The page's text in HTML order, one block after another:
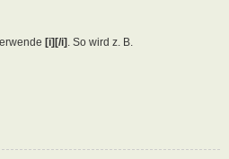
[i][/i] . So wird z. B.